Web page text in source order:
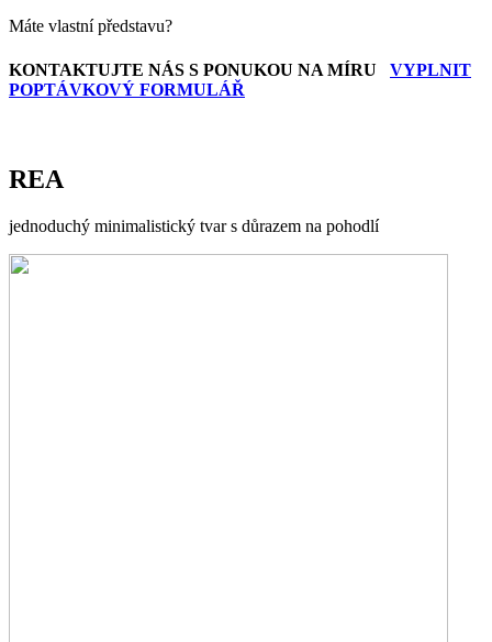
Máte vlastní představu?
KONTAKTUJTE NÁS S PONUKOU NA MÍRU VYPLNIT
POPTÁVKOVÝ FORMULÁŘ
REA
jednoduchý minimalistický tvar s důrazem na pohodlí